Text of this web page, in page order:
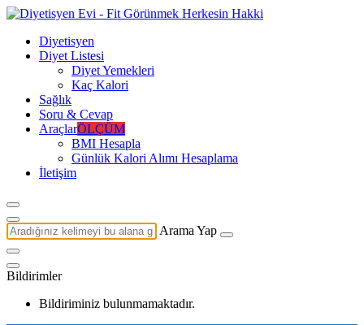
Diyetisyen
Diyet Listesi
Diyet Yemekleri
Kaç Kalori
Sağlık
Soru & Cevap
AraçlarÖLÇÜM
BMI Hesapla
Günlük Kalori Alımı Hesaplama
İletişim
Arama Yap
Bildirimler
Bildiriminiz bulunmamaktadır.